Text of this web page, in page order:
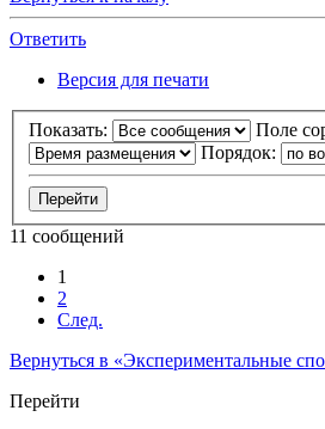
Ответить
Версия для печати
Показать:
Поле
Порядок:
11 сообщений
1
2
След.
Вернуться в «Экспериментальные
Перейти